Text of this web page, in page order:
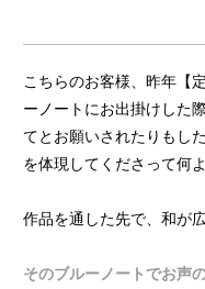
こちらのお客様、昨年【
ーノートにお出掛けした
てとお願いされたりもし
を体現してくださって何
作品を通した先で、和が
そのブルーノートでお声